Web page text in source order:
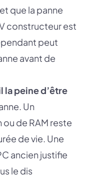
que la panne
constructeur est
peut
avant de
la peine d’être
Un
de RAM reste
de vie. Une
ancien justifie
le dis